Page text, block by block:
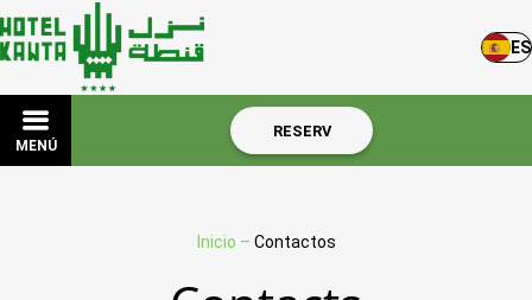
ES
MENÚ
RESERV
Inicio – Contactos